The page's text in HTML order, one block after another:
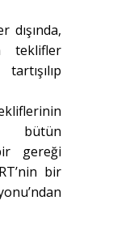
teklifler
bütün
gereği
bir